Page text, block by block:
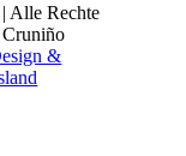
Alle Rechte
Cruniño
&